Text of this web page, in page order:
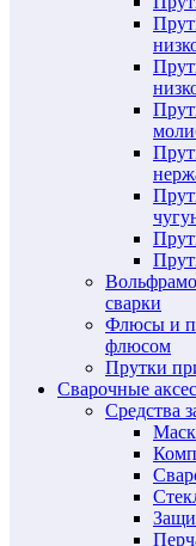
сварки
Флюсы и
флюсом
Прутки
Сварочные
Средства